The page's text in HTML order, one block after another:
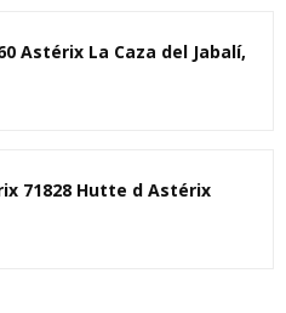
Astérix La Caza del Jabalí,
71828 Hutte d Astérix